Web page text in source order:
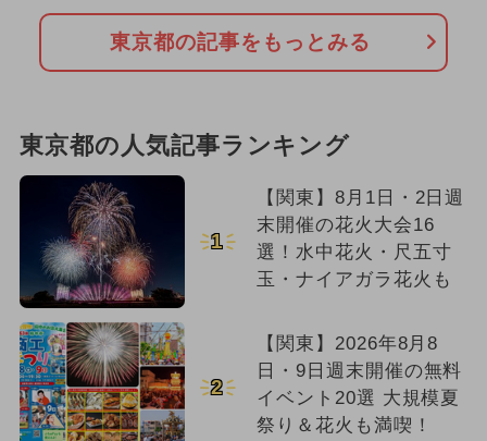
東京都の記事をもっとみる
東京都の人気記事ランキング
1
【関東】8月1日・2日週
末開催の花火大会16
選！水中花火・尺五寸
玉・ナイアガラ花火も
2
【関東】2026年8月8
日・9日週末開催の無料
イベント20選 大規模夏
祭り＆花火も満喫！